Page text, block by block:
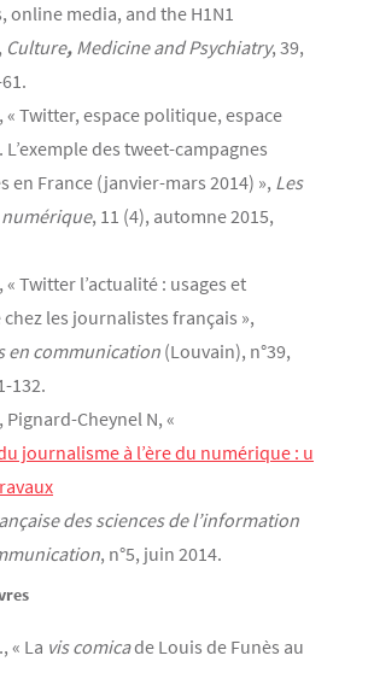
online media, and the H1N1
Culture, Medicine and Psychiatry, 39,
« Twitter, espace politique, espace
des tweet-campagnes
en France (janvier-mars 2014) », Les
numérique, 11 (4), automne 2015,
« Twitter l’actualité : usages et
les journalistes français »,
en communication (Louvain), n°39,
132.
Pignard-Cheynel N, «
journalisme à l’ère du numérique : u
des sciences de l’information
, n°5, juin 2014.
« La vis comicade Louis de Funès au